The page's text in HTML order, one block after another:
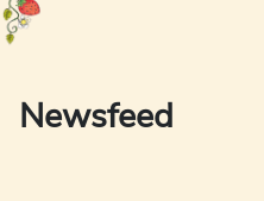
Newsfeed